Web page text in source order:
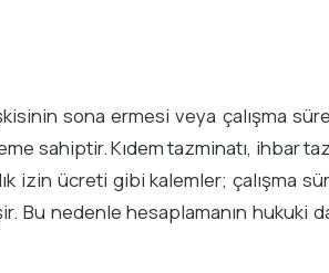
sona ermesi veya çalışma
sahiptir. Kıdem tazminatı, ihbar
izin ücreti gibi kalemler; çalışma
Bu nedenle hesaplamanın hukuki